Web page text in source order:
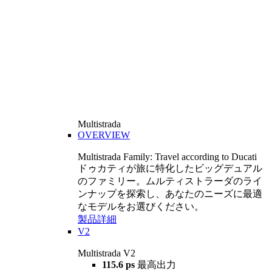
Multistrada
OVERVIEW
Multistrada Family: Travel according to Ducati
ドゥカティが旅に特化したビッグデュアル
のファミリー。ムルティストラーダのライ
ンナップを探索し、あなたのニーズに最適
なモデルをお選びください。
製品詳細
V2
Multistrada V2
115.6 ps 最高出力